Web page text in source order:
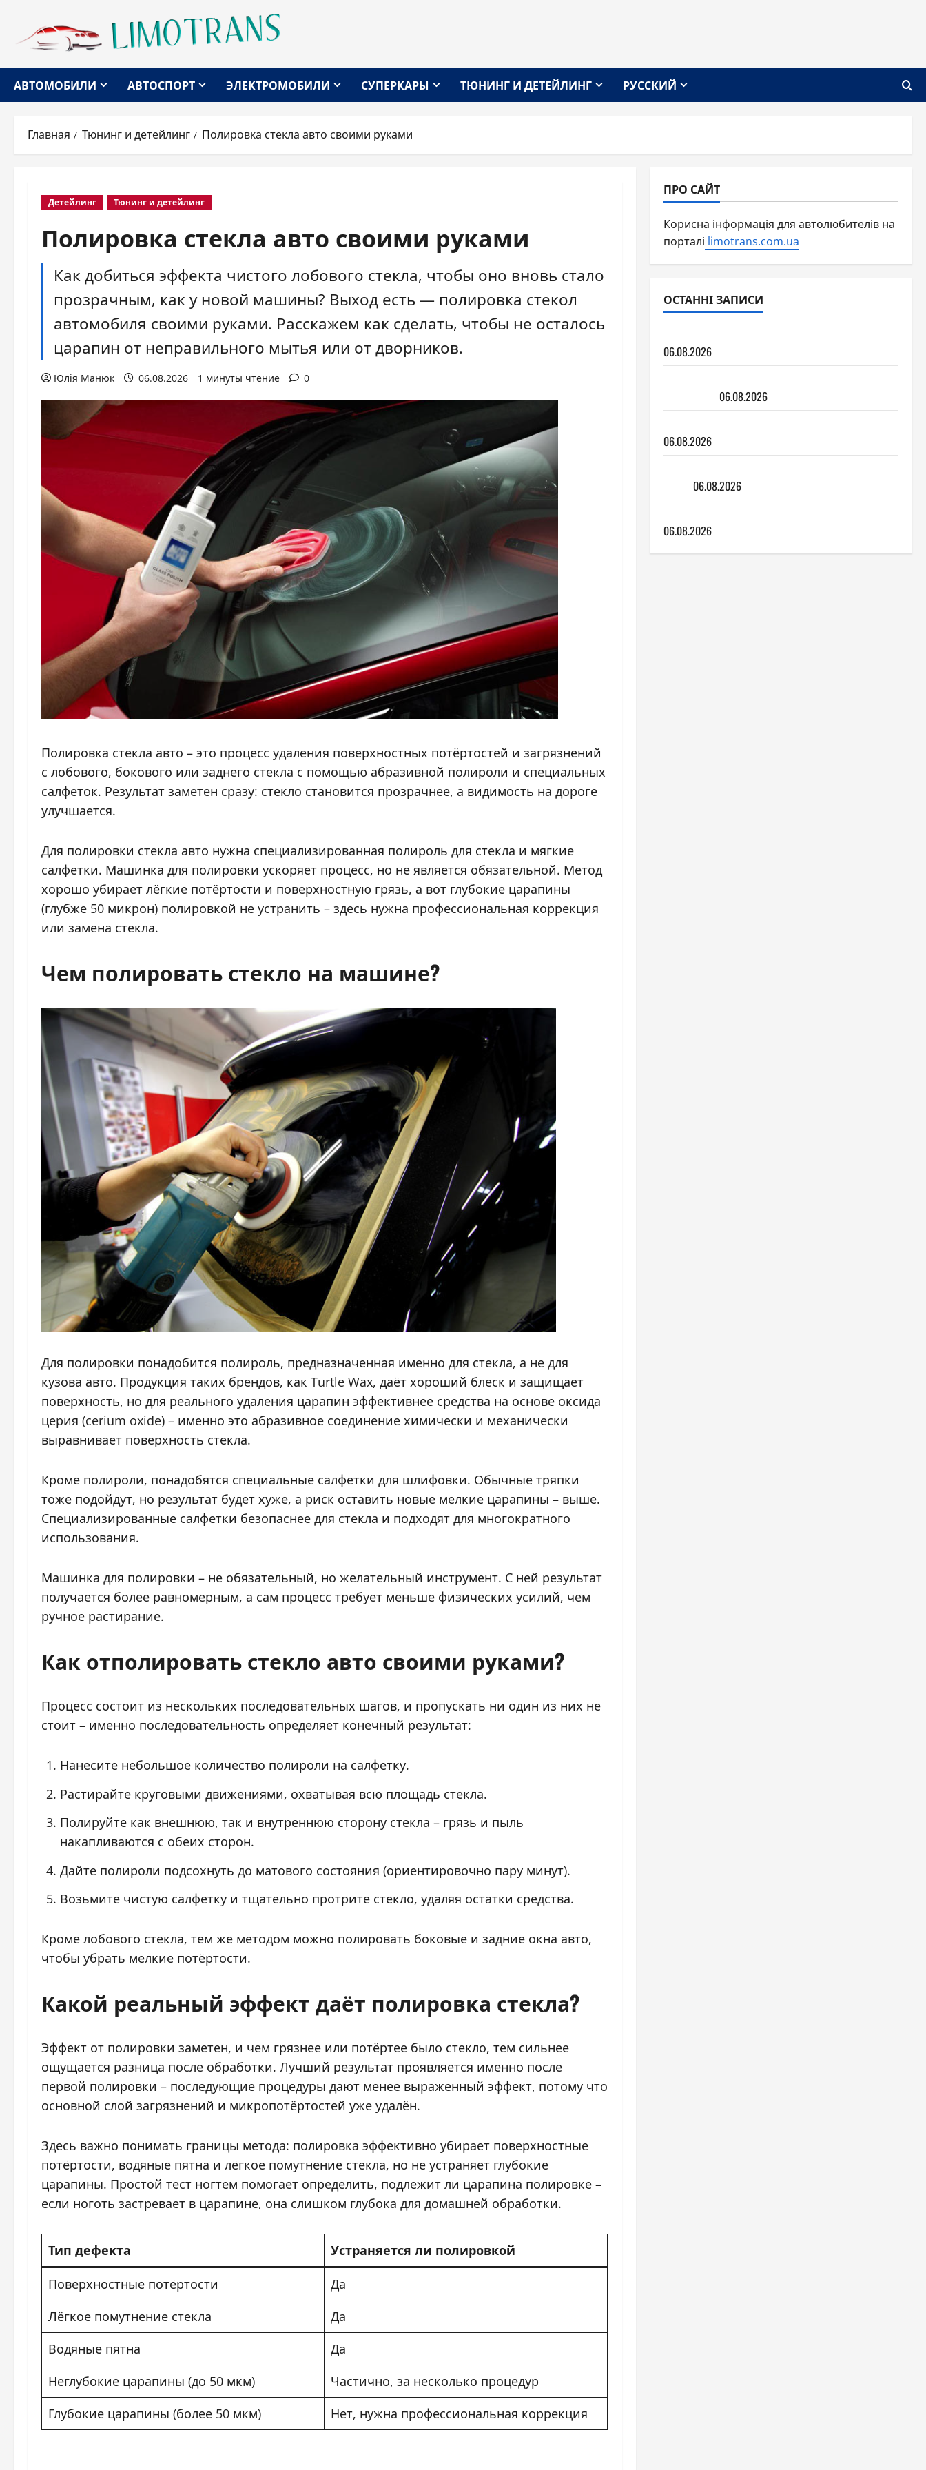
содержимому
АВТОМОБИЛИ АВТОСПОРТ ЭЛЕКТРОМОБИЛИ СУПЕРКАРЫ ТЮНИНГ И ДЕТЕЙЛИНГ РУССКИЙ
Главная Тюнинг и детейлинг Полировка стекла авто своими руками
Детейлинг Тюнинг и детейлинг
Полировка стекла авто своими руками
Как добиться эффекта чистого лобового стекла, чтобы оно вновь стало
прозрачным, как у новой машины? Выход есть — полировка стекол
автомобиля своими руками. Расскажем как сделать, чтобы не осталось
царапин от неправильного мытья или от дворников.
Юлія Манюк 06.08.2026 1 минуты чтение 0
Полировка стекла авто – это процесс удаления поверхностных потёртостей и загрязнений
с лобового, бокового или заднего стекла с помощью абразивной полироли и специальных
салфеток. Результат заметен сразу: стекло становится прозрачнее, а видимость на дороге
улучшается.
Для полировки стекла авто нужна специализированная полироль для стекла и мягкие
салфетки. Машинка для полировки ускоряет процесс, но не является обязательной. Метод
хорошо убирает лёгкие потёртости и поверхностную грязь, а вот глубокие царапины
(глубже 50 микрон) полировкой не устранить – здесь нужна профессиональная коррекция
или замена стекла.
Чем полировать стекло на машине?
Для полировки понадобится полироль, предназначенная именно для стекла, а не для
кузова авто. Продукция таких брендов, как Turtle Wax, даёт хороший блеск и защищает
поверхность, но для реального удаления царапин эффективнее средства на основе оксида
церия (cerium oxide) – именно это абразивное соединение химически и механически
выравнивает поверхность стекла.
Кроме полироли, понадобятся специальные салфетки для шлифовки. Обычные тряпки
тоже подойдут, но результат будет хуже, а риск оставить новые мелкие царапины – выше.
Специализированные салфетки безопаснее для стекла и подходят для многократного
использования.
Машинка для полировки – не обязательный, но желательный инструмент. С ней результат
получается более равномерным, а сам процесс требует меньше физических усилий, чем
ручное растирание.
Как отполировать стекло авто своими руками?
Процесс состоит из нескольких последовательных шагов, и пропускать ни один из них не
стоит – именно последовательность определяет конечный результат:
Нанесите небольшое количество полироли на салфетку.
Растирайте круговыми движениями, охватывая всю площадь стекла.
Полируйте как внешнюю, так и внутреннюю сторону стекла – грязь и пыль
накапливаются с обеих сторон.
Дайте полироли подсохнуть до матового состояния (ориентировочно пару минут).
Возьмите чистую салфетку и тщательно протрите стекло, удаляя остатки средства.
Кроме лобового стекла, тем же методом можно полировать боковые и задние окна авто,
чтобы убрать мелкие потёртости.
Какой реальный эффект даёт полировка стекла?
Эффект от полировки заметен, и чем грязнее или потёртее было стекло, тем сильнее
ощущается разница после обработки. Лучший результат проявляется именно после
первой полировки – последующие процедуры дают менее выраженный эффект, потому что
основной слой загрязнений и микропотёртостей уже удалён.
Здесь важно понимать границы метода: полировка эффективно убирает поверхностные
потёртости, водяные пятна и лёгкое помутнение стекла, но не устраняет глубокие
царапины. Простой тест ногтем помогает определить, подлежит ли царапина полировке –
если ноготь застревает в царапине, она слишком глубока для домашней обработки.
Тип дефекта Устраняется ли полировкой
Поверхностные потёртости
Да
Лёгкое помутнение стекла
Да
Водяные пятна
Да
Неглубокие царапины (до 50 мкм)
Частично, за несколько процедур
Глубокие царапины (более 50 мкм)
Нет, нужна профессиональная коррекция
ПРО САЙТ
Корисна інформація для автолюбителів на
порталі limotrans.com.ua
ОСТАННІ ЗАПИСИ
06.08.2026
06.08.2026
06.08.2026
06.08.2026
06.08.2026